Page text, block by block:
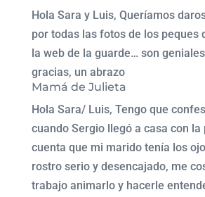
Hola Sara y Luis, Queríamos
por todas las fotos de los peques
la web de la guarde… son
gracias, un abrazo
Mamá de Julieta
Hola Sara/ Luis, Tengo que
cuando Sergio llegó a casa con la
cuenta que mi marido tenía los
rostro serio y desencajado, me
trabajo animarlo y hacerle